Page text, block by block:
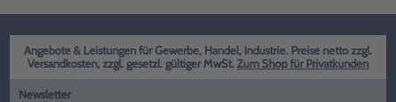
Angebote & Leistungen für Gewerbe, Handel, Industrie. Preise netto zzgl.
Versandkosten, zzgl. gesetzl. gültiger MwSt. Zum Shop für Privatkunden
Newsletter